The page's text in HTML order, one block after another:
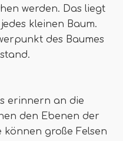
werden. Das liegt
kleinen Baum.
des Baumes
erinnern an die
den Ebenen der
können große Felsen